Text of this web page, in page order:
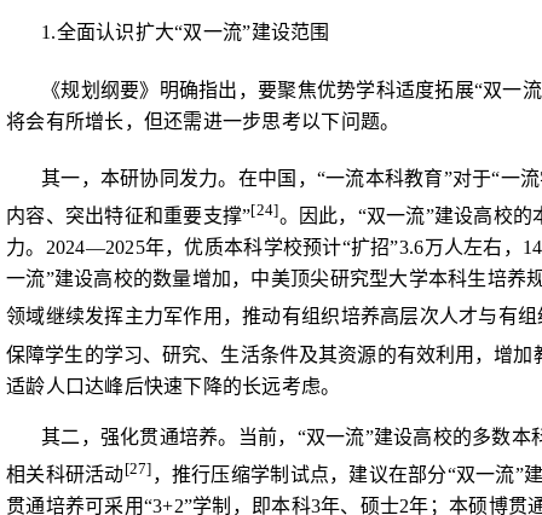
1.全面认识扩大“双一流”建设范围
《规划纲要》明确指出，要聚焦优势学科适度拓展“双一
将会有所增长，但还需进一步思考以下问题。
其一，本研协同发力。在中国，“一流本科教育”对于“一
内容、突出特征和重要支撑”[24]。因此，“双一流”建设高校
力。 2024—2025年，优质本科学校预计“扩招”3.6万人左右，
一流”建设高校的数量增加，中美顶尖研究型大学本科生培
领域继续发挥主力军作用，推动有组织培养高层次人才与有
保障学生的学习、研究、生活条件及其资源的有效利用，增
适龄人口达峰后快速下降的长远考虑。
其二，强化贯通培养。当前，“双一流”建设高校的多数
相关科研活动[27] ，推行压缩学制试点，建议在部分“双一流”
贯通培养可采用“3+2”学制，即本科3年、硕士2年；本硕博贯